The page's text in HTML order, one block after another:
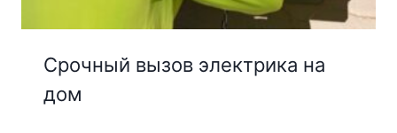
Срочный вызов электрика на
дом